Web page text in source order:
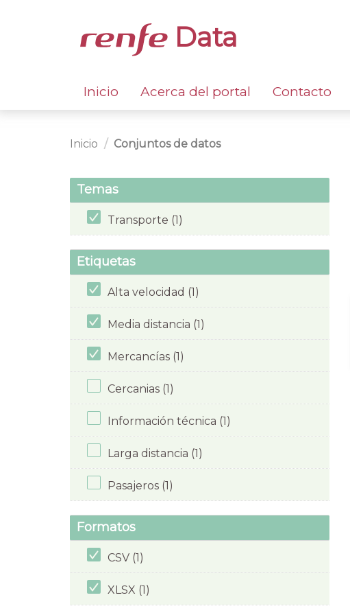
Data
Inicio Acerca del portal Contacto
Inicio Conjuntos de datos
Temas
Transporte (1)
Etiquetas
Alta velocidad (1)
Media distancia (1)
Mercancías (1)
Cercanias (1)
Información técnica (1)
Larga distancia (1)
Pasajeros (1)
Formatos
CSV (1)
XLSX (1)